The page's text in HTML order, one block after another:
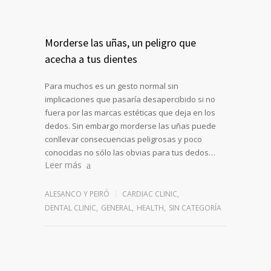
Morderse las uñas, un peligro que
acecha a tus dientes
Para muchos es un gesto normal sin
implicaciones que pasaría desapercibido si no
fuera por las marcas estéticas que deja en los
dedos. Sin embargo morderse las uñas puede
conllevar consecuencias peligrosas y poco
conocidas no sólo las obvias para tus dedos…
Leer más
ALESANCO Y PEIRÓ CARDIAC CLINIC,
DENTAL CLINIC, GENERAL, HEALTH, SIN CATEGORÍA